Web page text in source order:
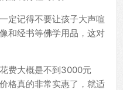
定记得不要让孩子大声喧
和经书等佛学用品，这对
费大概是不到3000元
格真的非常实惠了，就适